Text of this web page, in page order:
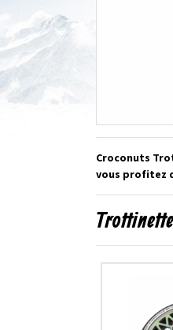
Croconuts
vous profitez